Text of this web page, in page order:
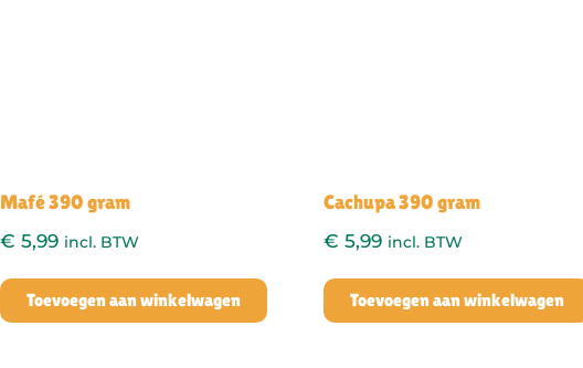
Mafé 390 gram
€ 5,99 incl. BTW
Toevoegen aan winkelwagen
Cachupa 390 gram
€ 5,99 incl. BTW
Toevoegen aan winkelwagen